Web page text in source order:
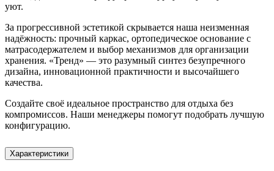
уют.
За прогрессивной эстетикой скрывается наша неизменная
надёжность: прочный каркас, ортопедическое основание с
матрасодержателем и выбор механизмов для организации
хранения. «Тренд» — это разумный синтез безупречного
дизайна, инновационной практичности и высочайшего
качества.
Создайте своё идеальное пространство для отдыха без
компромиссов. Наши менеджеры помогут подобрать лучшую
конфигурацию.
Характеристики